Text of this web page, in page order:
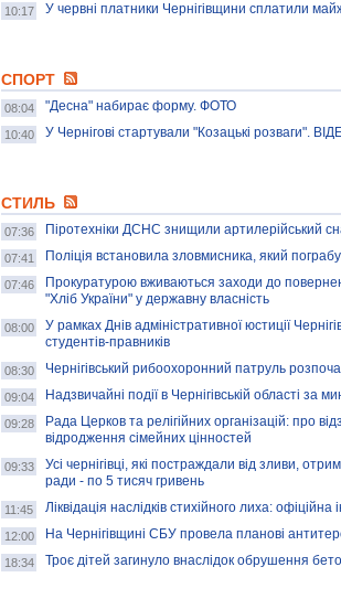
10:17 У червні платники Чернігівщини сплатили
СПОРТ
08:04 "Десна" набирає форму. ФОТО
10:40 У Чернігові стартували "Козацькі розваги".
СТИЛЬ
07:36 Піротехніки ДСНС знищили артилерійський
07:41 Поліція встановила зловмисника, який
07:46
Прокуратурою вживаються заходи до
"Хліб України" у державну власність
08:00
У рамках Днів адміністративної юстиції
студентів-правників
08:30 Чернігівський рибоохоронний патруль
09:04 Надзвичайні події в Чернігівській області за
09:28
Рада Церков та релігійних організацій: про
відродження сімейних цінностей
09:33
Усі чернігівці, які постраждали від зливи,
ради - по 5 тисяч гривень
11:45 Ліквідація наслідків стихійного лиха: офіційна
12:00 На Чернігівщині СБУ провела планові
18:34 Троє дітей загинуло внаслідок обрушення